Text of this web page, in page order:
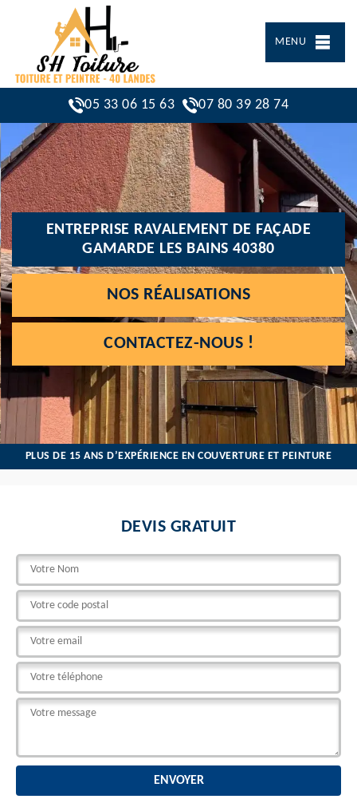
MENU
05 33 06 15 63 07 80 39 28 74
ENTREPRISE RAVALEMENT DE FAÇADE
GAMARDE LES BAINS 40380
NOS RÉALISATIONS
CONTACTEZ-NOUS !
PLUS DE 15 ANS D’EXPÉRIENCE EN COUVERTURE ET PEINTURE
DEVIS GRATUIT